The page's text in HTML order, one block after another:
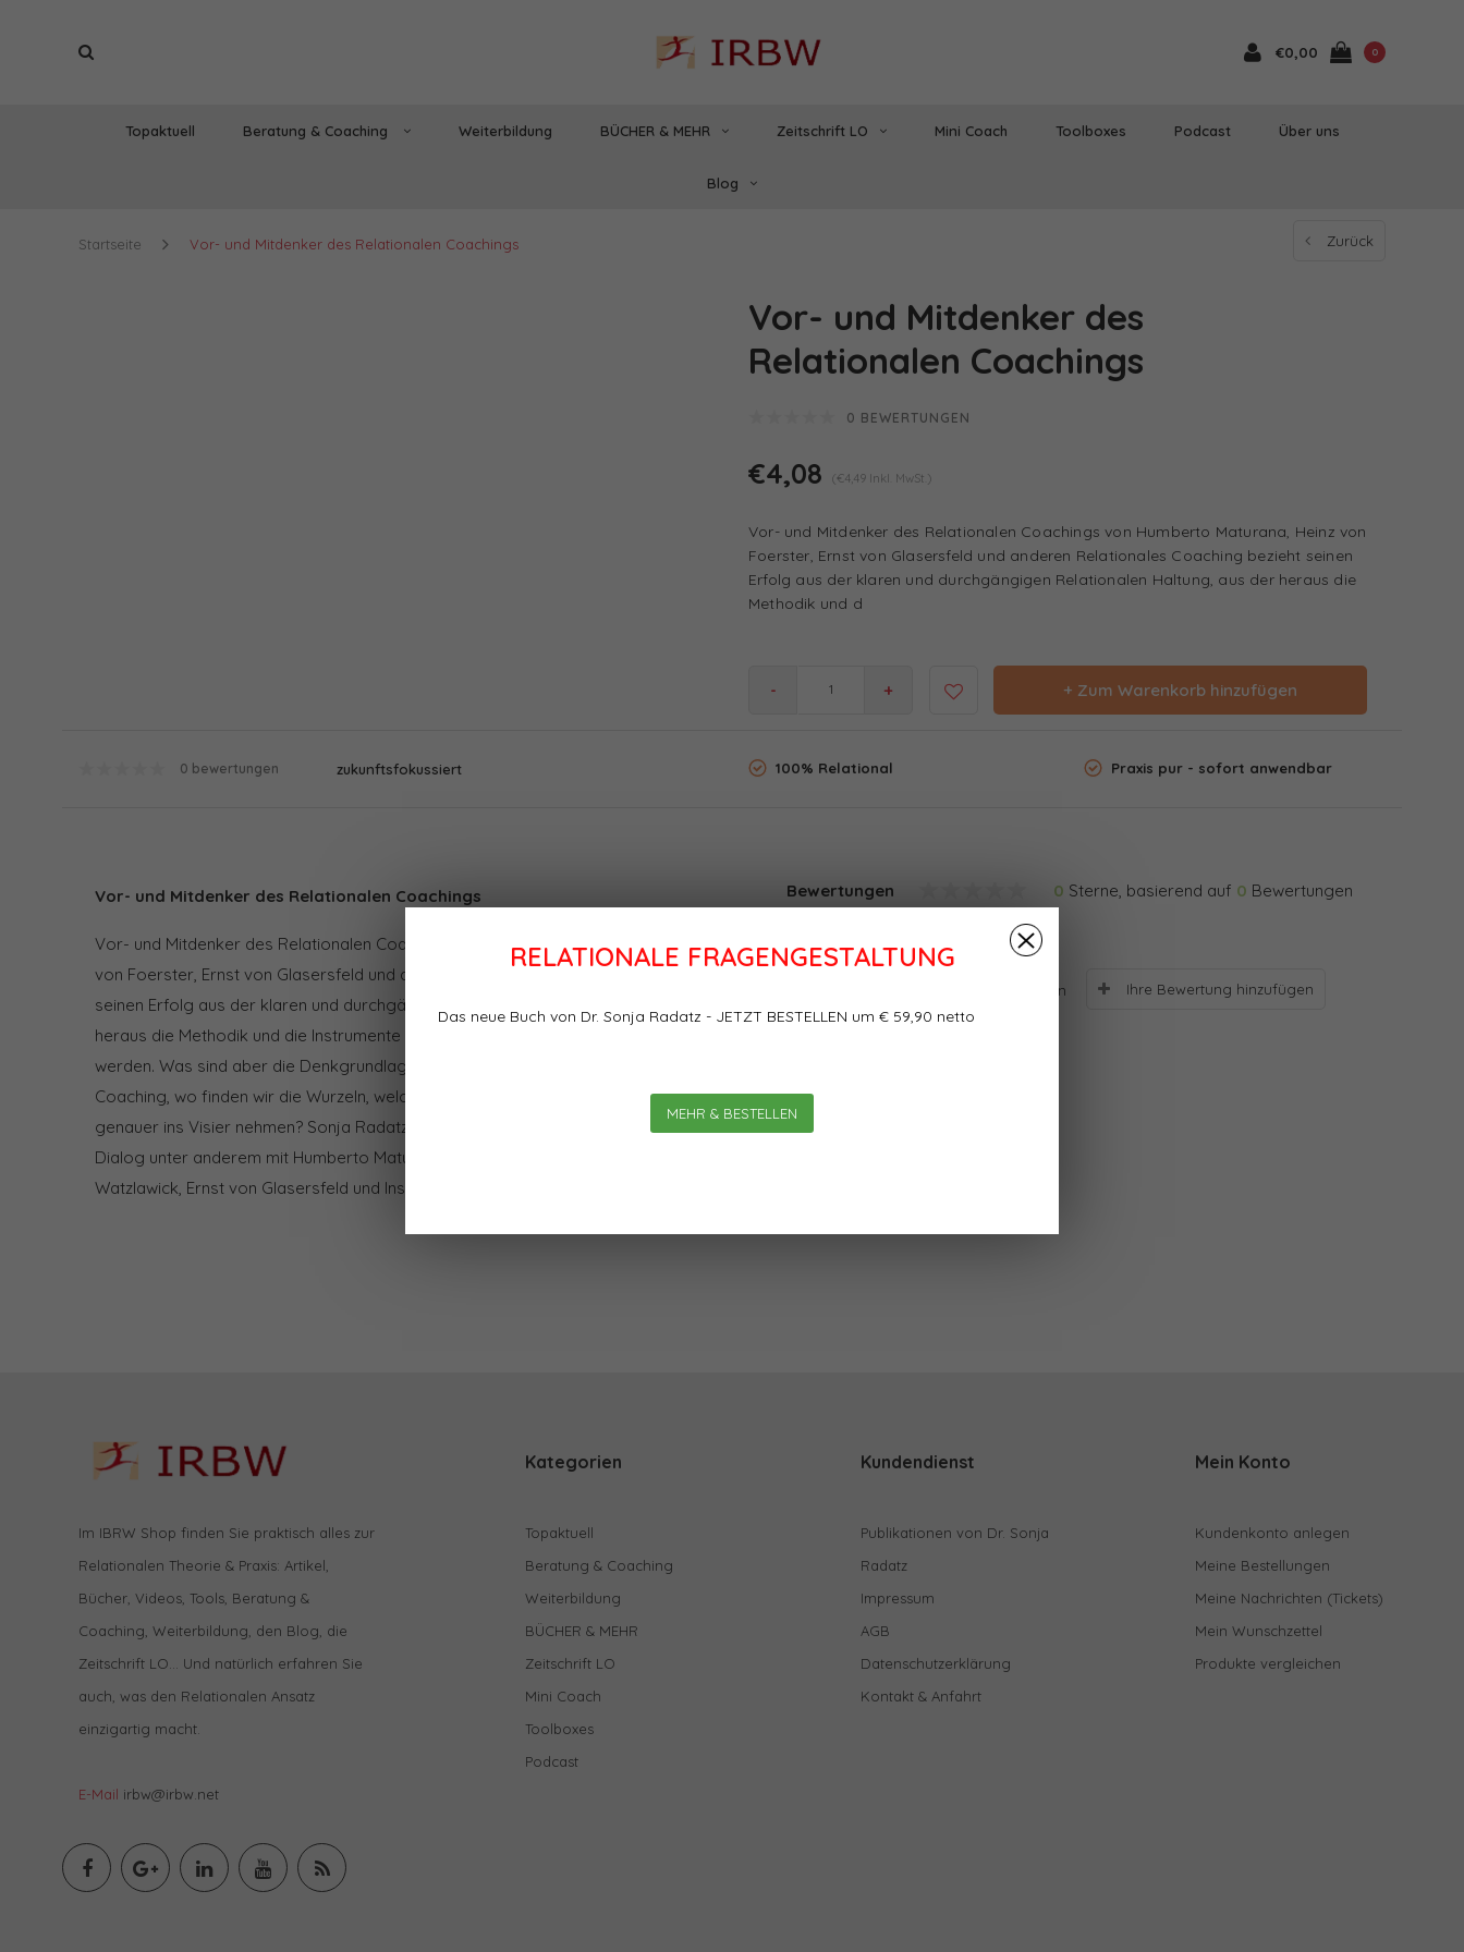
RELATIONALE FRAGENGESTALTUNG
Das neue Buch von Dr. Sonja Radatz - JETZT BESTELLEN um € 59,90 netto
MEHR & BESTELLEN
€0,00 0
Topaktuell Beratung & Coaching Weiterbildung BÜCHER & MEHR Zeitschrift LO Mini Coach Toolboxes Podcast Über uns
Blog
Startseite Vor- und Mitdenker des Relationalen Coachings Zurück
Vor- und Mitdenker des
Relationalen Coachings
0 BEWERTUNGEN
€4,08 (€4,49 Inkl. MwSt.)
Vor- und Mitdenker des Relationalen Coachings von Humberto Maturana, Heinz von
Foerster, Ernst von Glasersfeld und anderen Relationales Coaching bezieht seinen
Erfolg aus der klaren und durchgängigen Relationalen Haltung, aus der heraus die
Methodik und d
- + + Zum Warenkorb hinzufügen
0 bewertungen zukunftsfokussiert 100% Relational Praxis pur - sofort anwendbar
Vor- und Mitdenker des Relationalen Coachings
Vor- und Mitdenker des Relationalen Coachings von Humberto Maturana, Heinz
von Foerster, Ernst von Glasersfeld und anderen Relationales Coaching bezieht
seinen Erfolg aus der klaren und durchgängigen Relationalen Haltung, aus der
heraus die Methodik und die Instrumente des Coachings stringent entwickelt
werden. Was sind aber die Denkgrundlagen dieses Relationalen Ansatzes im
Coaching, wo finden wir die Wurzeln, welche Vor- und Mitdenker sollten wir
genauer ins Visier nehmen? Sonja Radatz begibt sich mit dieser Frage in den
Dialog unter anderem mit Humberto Maturana, Heinz von Foerster, Paul
Watzlawick, Ernst von Glasersfeld und Insoo Kim Berg.
Bewertungen 0 Sterne, basierend auf 0 Bewertungen
Bewertungen Ihre Bewertung hinzufügen
Im IBRW Shop finden Sie praktisch alles zur
Relationalen Theorie & Praxis: Artikel,
Bücher, Videos, Tools, Beratung &
Coaching, Weiterbildung, den Blog, die
Zeitschrift LO… Und natürlich erfahren Sie
auch, was den Relationalen Ansatz
einzigartig macht.
E-Mail irbw@irbw.net
Kategorien
Topaktuell
Beratung & Coaching
Weiterbildung
BÜCHER & MEHR
Zeitschrift LO
Mini Coach
Toolboxes
Podcast
Kundendienst
Publikationen von Dr. Sonja
Radatz
Impressum
AGB
Datenschutzerklärung
Kontakt & Anfahrt
Mein Konto
Kundenkonto anlegen
Meine Bestellungen
Meine Nachrichten (Tickets)
Mein Wunschzettel
Produkte vergleichen